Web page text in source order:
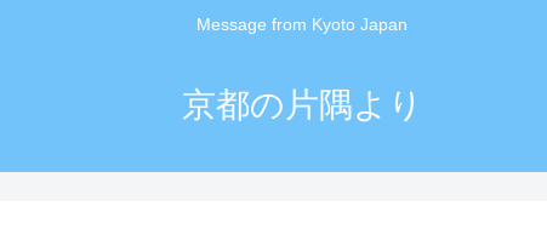
Message from Kyoto Japan
京都の片隅より